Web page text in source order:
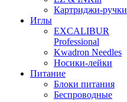
Картриджи-ручки
Иглы
EXCALIBUR
Professional
Kwadron Needles
Носики-лейки
Питание
Блоки питания
Беспроводные